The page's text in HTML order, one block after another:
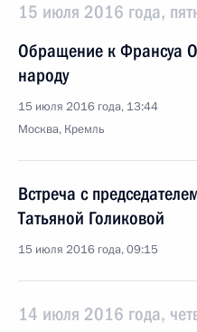
15 июля 2016 года,
Обращение к Франсуа
народу
15 июля 2016 года, 13:44
Москва, Кремль
Встреча с
Татьяной Голиковой
15 июля 2016 года, 09:15
14 июля 2016 года,